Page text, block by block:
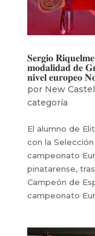
𝐒𝐞𝐫𝐠𝐢𝐨
𝐦𝐨𝐝𝐚𝐥𝐢𝐝𝐚𝐝 𝐝𝐞
𝐧𝐢𝐯𝐞𝐥 𝐞𝐮𝐫𝐨𝐩𝐞𝐨
por New
categoría
El alumno de
con la
campeonato
pinatarense,
Campeón de
campeonato